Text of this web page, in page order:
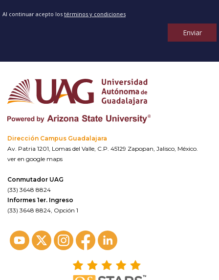
Al continuar acepto los términos y condiciones
Enviar
Dirección Campus Guadalajara
Av. Patria 1201, Lomas del Valle, C.P. 45129 Zapopan, Jalisco, México.
ver en google maps
Conmutador UAG
(33) 3648 8824
Informes 1er. Ingreso
(33) 3648 8824, Opción 1